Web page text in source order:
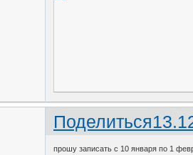
Поделиться
прошу записать с 10 января по 1